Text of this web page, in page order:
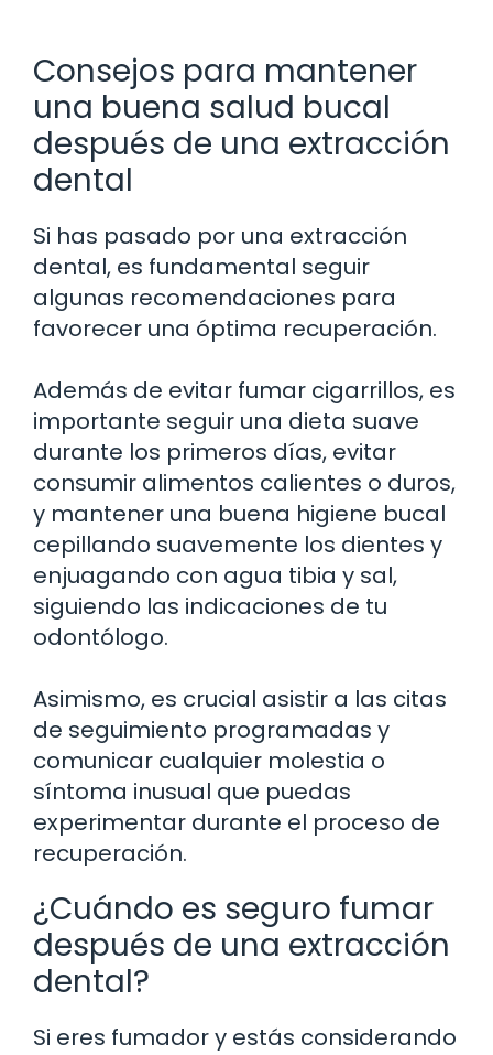
Consejos para mantener
una buena salud bucal
después de una extracción
dental
Si has pasado por una extracción
dental, es fundamental seguir
algunas recomendaciones para
favorecer una óptima recuperación.
Además de evitar fumar cigarrillos, es
importante seguir una dieta suave
durante los primeros días, evitar
consumir alimentos calientes o duros,
y mantener una buena higiene bucal
cepillando suavemente los dientes y
enjuagando con agua tibia y sal,
siguiendo las indicaciones de tu
odontólogo.
Asimismo, es crucial asistir a las citas
de seguimiento programadas y
comunicar cualquier molestia o
síntoma inusual que puedas
experimentar durante el proceso de
recuperación.
¿Cuándo es seguro fumar
después de una extracción
dental?
Si eres fumador y estás considerando